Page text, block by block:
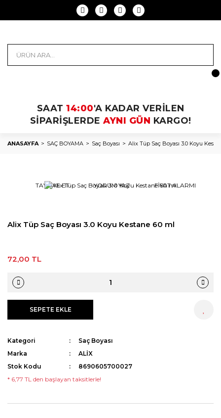
SAAT 14:00'A KADAR VERİLEN
SİPARİŞLERDE AYNI GÜN KARGO!
ANASAYFA SAÇ BOYAMA Saç Boyası Alix Tüp Saç Boyası 3.0 Koyu
TAVSİYE ET YORUM YAZ FİYAT ALARMI
Alix Tüp Saç Boyası 3.0 Koyu Kestane 60 ml
72,00 TL
SEPETE EKLE
Kategori
Saç Boyası
Marka
ALİX
Stok Kodu
8690605700027
* 6,77 TL den başlayan taksitlerle!